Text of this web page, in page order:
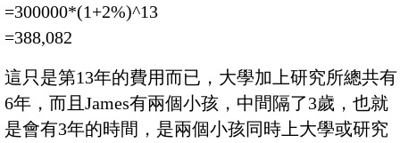
=300000*(1+2%)^13
=388,082
這只是第13年的費用而已，大學加上研究所總共有
6年，而且James有兩個小孩，中間隔了3歲，也就
是會有3年的時間，是兩個小孩同時上大學或研究